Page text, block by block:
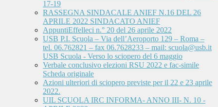
17-19
RASSEGNA SINDACALE ANIEF N.16 DEL 26
APRILE 2022 SINDACATO ANIEF
AppuntiEffelleci n.° 20 del 26 aprile 2022
USB P.I. Scuola – Via dell’Aeroporto 129 – Roma –
tel. 06.762821 – fax 06.7628233 – mail: scuola@usb.it
USB Scuola - Verso lo sciopero del 6 maggio
Verbale conclusivo elezioni RSU 2022 e fac-simile
Scheda originale
Azioni ulteriori di sciopero previste per il 22 e 23 aprile
2022.
UIL SCUOLA IRC INFORMA- ANNO III- N. 10 -